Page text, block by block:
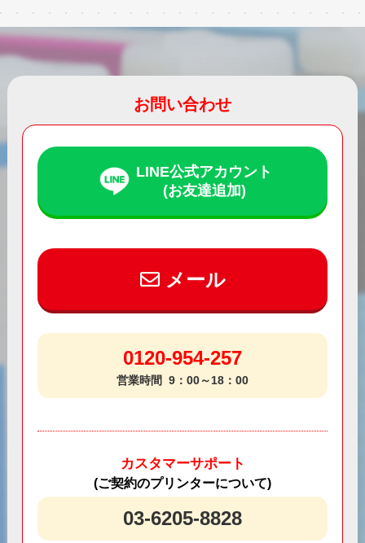
お問い合わせ
LINE公式アカウント
(お友達追加)
メール
0120-954-257
営業時間 9：00～18：00
カスタマーサポート
(ご契約のプリンターについて)
03-6205-8828